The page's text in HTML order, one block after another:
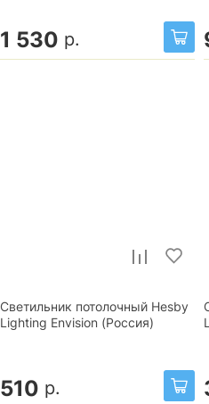
1 530 р.
Светильник потолочный Hesby
Lighting Envision (Россия)
510 р.